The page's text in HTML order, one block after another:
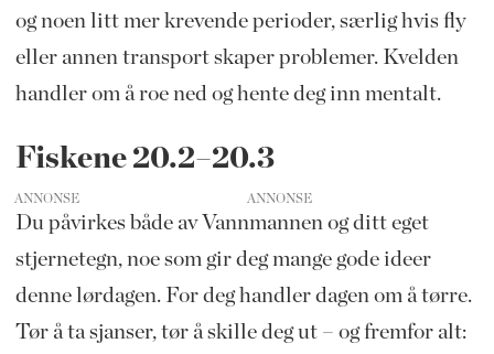
og noen litt mer krevende perioder, særlig hvis fly
eller annen transport skaper problemer. Kvelden
handler om å roe ned og hente deg inn mentalt.
Fiskene 20.2–20.3
ANNONSE
Du påvirkes både av Vannmannen og ditt eget
stjernetegn, noe som gir deg mange gode ideer
denne lørdagen. For deg handler dagen om å tørre.
Tør å ta sjanser, tør å skille deg ut – og fremfor alt: